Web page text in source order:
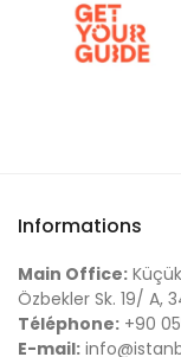
Informations
Main Office:
Özbekler Sk. 19/ A,
Téléphone: +90
E-mail: